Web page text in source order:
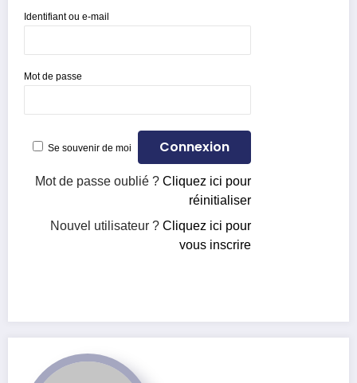
Identifiant ou e-mail
Mot de passe
Se souvenir de moi
Mot de passe oublié ?Cliquez ici pour
réinitialiser
Nouvel utilisateur ?Cliquez ici pour
vous inscrire